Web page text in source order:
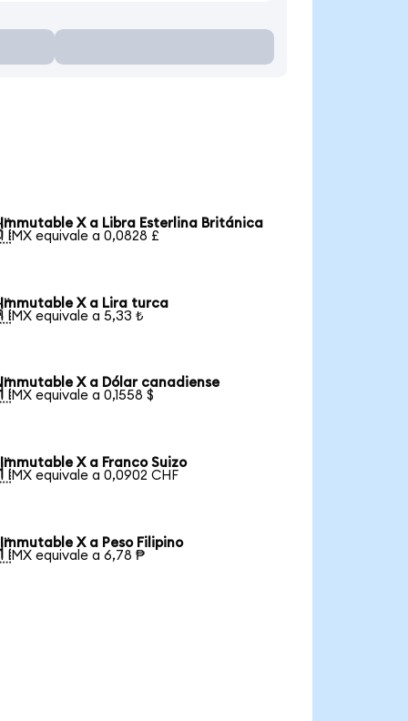
Immutable X a Libra Esterlina Británica
1 IMX equivale a 0,0828 £
Immutable X a Lira turca
1 IMX equivale a 5,33 ₺
Immutable X a Dólar canadiense
1 IMX equivale a 0,1558 $
Immutable X a Franco Suizo
1 IMX equivale a 0,0902 CHF
Immutable X a Peso Filipino
1 IMX equivale a 6,78 ₱